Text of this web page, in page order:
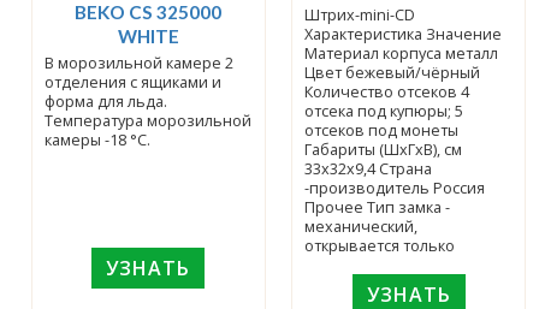
BEKO CS 325000
WHITE
В морозильной камере 2
отделения с ящиками и
форма для льда.
Температура морозильной
камеры -18 °C.
УЗНАТЬ
Штрих-mini-CD
Характеристика Значение
Материал корпуса металл
Цвет бежевый/чёрный
Количество отсеков 4
отсека под купюры; 5
отсеков под монеты
Габариты (ШхГхВ), см
33х32х9,4 Страна
-производитель Россия
Прочее Тип замка -
механический,
открывается только
УЗНАТЬ